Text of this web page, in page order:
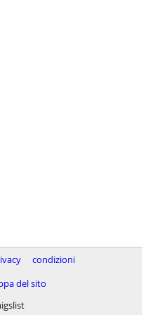
condizioni
del sito